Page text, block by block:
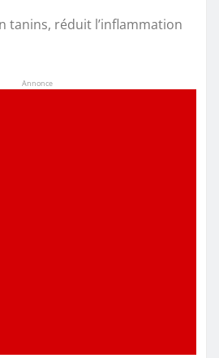
tanins, réduit l’inflammation
Annonce